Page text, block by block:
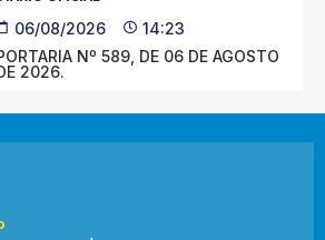
06/08/2026
14:23
Nº 589, DE 06 DE AGOSTO
2026.